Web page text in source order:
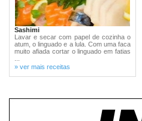
Sashimi
Lavar e secar com papel de cozinha o
atum, o linguado e a lula. Com uma faca
muito afiada cortar o linguado em fatias
» ver mais receitas